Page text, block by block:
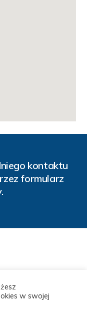
kontaktu
formularz
Zaufali nam
w swojej